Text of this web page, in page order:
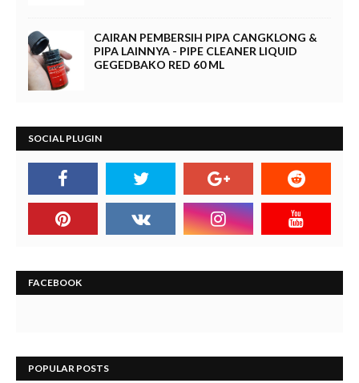
CAIRAN PEMBERSIH PIPA CANGKLONG &
PIPA LAINNYA - PIPE CLEANER LIQUID
GEGEDBAKO RED 60 ML
SOCIAL PLUGIN
FACEBOOK
POPULAR POSTS